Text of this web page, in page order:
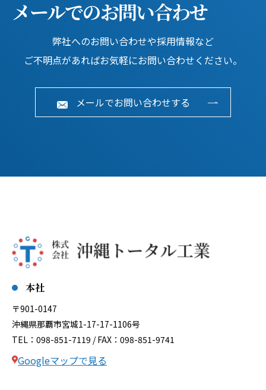
メールでのお問い合わせ
弊社へのお問い合わせや採用情報など
ご不明点があればお気軽にお問い合わせください。
メールでお問い合わせする
本社
〒901-0147
沖縄県那覇市宮城1-17-17-1106号
TEL：098-851-7119 / FAX：098-851-9741
Googleマップで見る